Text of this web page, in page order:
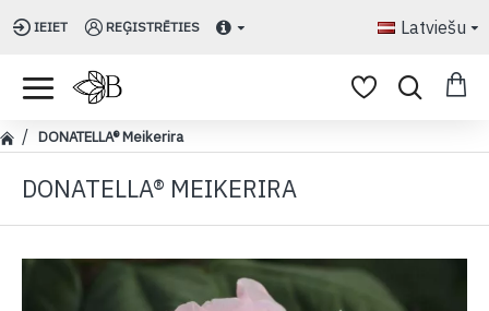
IEIET REĢISTRĒTIES Latviešu
DONATELLA® Meikerira
DONATELLA® MEIKERIRA